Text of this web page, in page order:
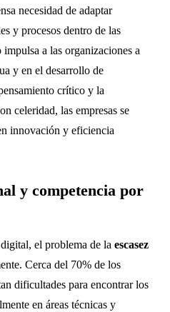
necesidad de adaptar
y procesos dentro de las
a las organizaciones a
y en el desarrollo de
crítico y la
celeridad, las empresas se
innovación y eficiencia
y competencia por
el problema de la escasez
Cerca del 70% de los
dificultades para encontrar los
en áreas técnicas y